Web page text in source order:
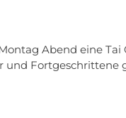
Abend eine
und Fortgeschrittene